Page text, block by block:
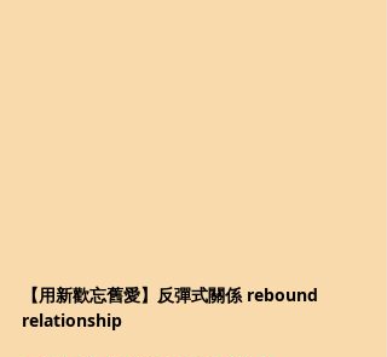
【用新歡忘舊愛】反彈式關係 rebound
relationship